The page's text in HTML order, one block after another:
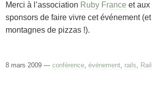
Merci à l’association Ruby France et aux
sponsors de faire vivre cet événement
montagnes de pizzas !).
8 mars 2009 —conférence,événement, rails,